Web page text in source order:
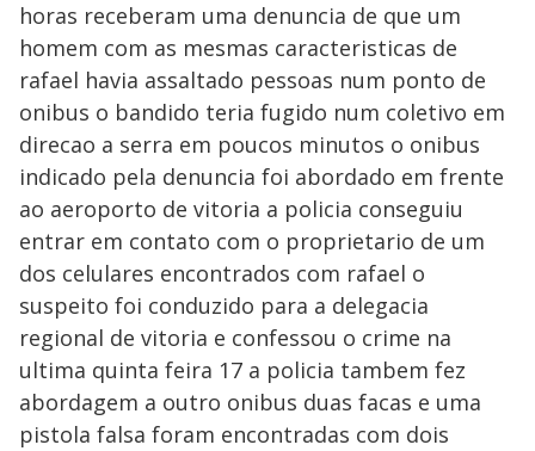
horas receberam uma denuncia de que um
homem com as mesmas caracteristicas de
rafael havia assaltado pessoas num ponto de
onibus o bandido teria fugido num coletivo em
direcao a serra em poucos minutos o onibus
indicado pela denuncia foi abordado em frente
ao aeroporto de vitoria a policia conseguiu
entrar em contato com o proprietario de um
dos celulares encontrados com rafael o
suspeito foi conduzido para a delegacia
regional de vitoria e confessou o crime na
ultima quinta feira 17 a policia tambem fez
abordagem a outro onibus duas facas e uma
pistola falsa foram encontradas com dois